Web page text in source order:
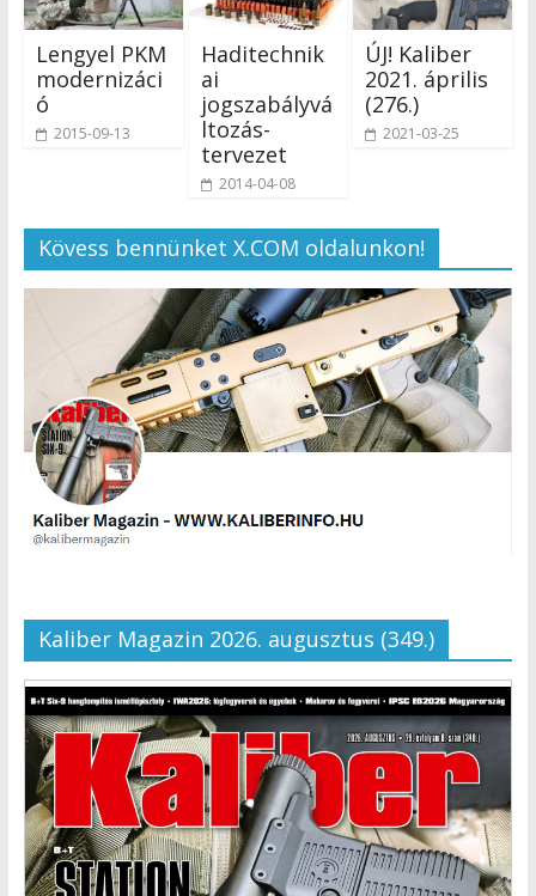
Lengyel PKM
modernizáci
ó
2015-09-13
Haditechnik
ai
jogszabályvá
ltozás-
tervezet
2014-04-08
ÚJ! Kaliber
2021. április
(276.)
2021-03-25
Kövess bennünket X.COM oldalunkon!
Kaliber Magazin 2026. augusztus (349.)